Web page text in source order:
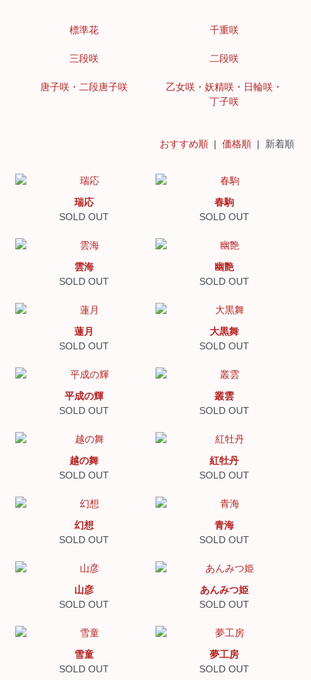
標準花 千重咲
三段咲 二段咲
唐子咲・二段唐子咲
乙女咲・妖精咲・日輪咲・
丁子咲
おすすめ順| 価格順| 新着順
瑞応
SOLD OUT
春駒
SOLD OUT
雲海
SOLD OUT
幽艶
SOLD OUT
蓮月
SOLD OUT
大黒舞
SOLD OUT
平成の輝
SOLD OUT
叢雲
SOLD OUT
越の舞
SOLD OUT
紅牡丹
SOLD OUT
幻想
SOLD OUT
青海
SOLD OUT
山彦
SOLD OUT
あんみつ姫
SOLD OUT
雪童
SOLD OUT
夢工房
SOLD OUT